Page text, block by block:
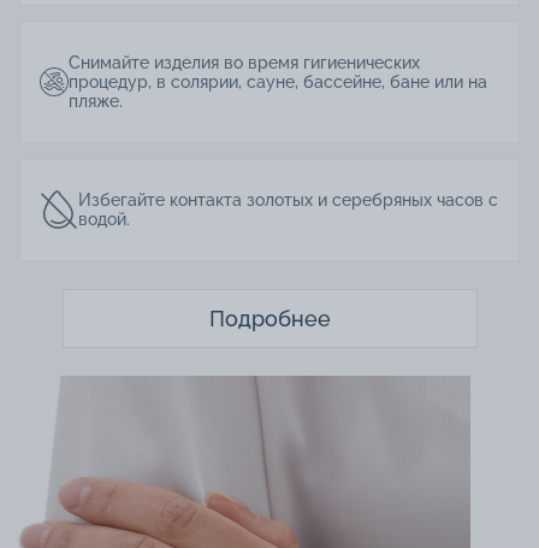
Снимайте изделия во время гигиенических
процедур, в солярии, сауне, бассейне, бане или на
пляже.
Избегайте контакта золотых и серебряных часов с
водой.
Подробнее